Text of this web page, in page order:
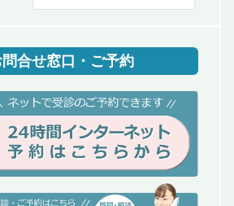
合せ窓口・ご予約